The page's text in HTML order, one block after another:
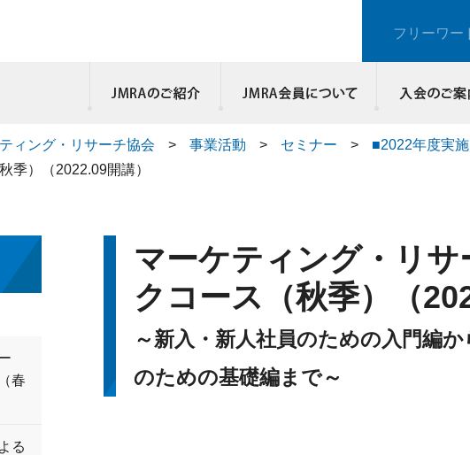
フリーワー
ィング・リサーチ協会 > 事業活動 > セミナー >
■2022年度実
）（2022.09開講）
マーケティング・リ
クコース（秋季）（
～新入・新人社員のための入門編
のための基礎編まで～
春
る